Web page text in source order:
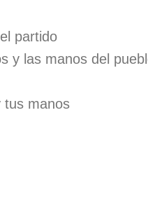
partido
y las manos del
tus manos